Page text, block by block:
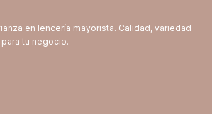
en lencería mayorista. Calidad, variedad
tu negocio.